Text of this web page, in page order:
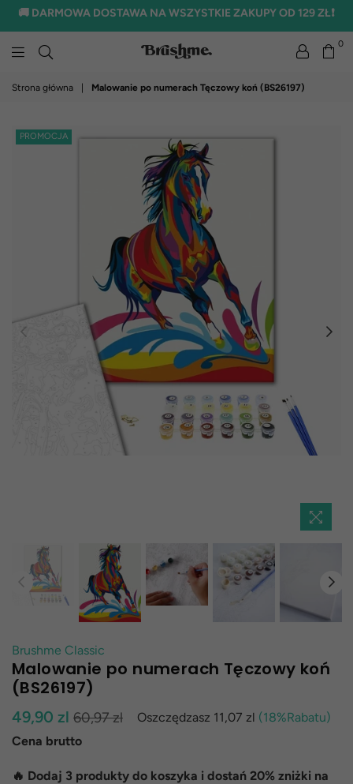
🚚 DARMOWA DOSTAWA NA WSZYSTKIE ZAKUPY OD 129 ZŁ❗
0
Strona główna Malowanie po numerach Tęczowy koń (BS26197)
PROMOCJA
Brushme Classic
Malowanie po numerach Tęczowy koń
(BS26197)
Normalna
cena
49,90 zl 60,97 zl Oszczędzasz 11,07 zl (18%Rabatu)
Cena brutto
🔥 Dodaj 3 produkty do koszyka i dostań 20% zniżki na